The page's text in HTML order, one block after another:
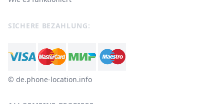
SICHERE BEZAHLUNG:
© ‌de.phone-location.info